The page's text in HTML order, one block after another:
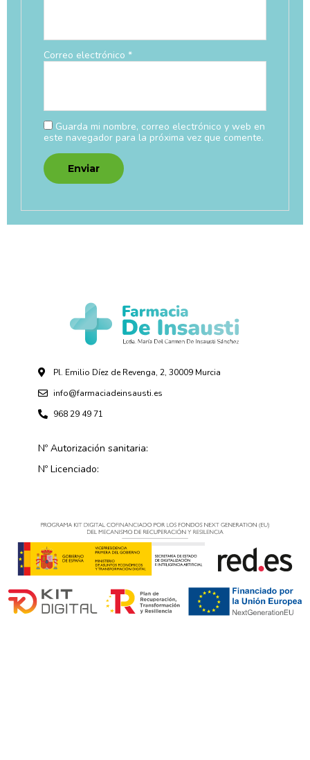
Correo electrónico *
Guarda mi nombre, correo electrónico y web en
este navegador para la próxima vez que comente.
Pl. Emilio Díez de Revenga, 2, 30009 Murcia
info@farmaciadeinsausti.es
968 29 49 71
Nº Autorización sanitaria:
Nº Licenciado: